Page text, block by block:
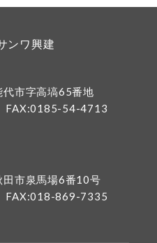
ンワ興建
市字高塙65番地
FAX:0185-54-4713
市泉馬場6番10号
FAX:018-869-7335